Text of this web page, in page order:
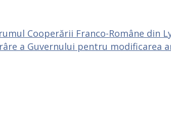
Cooperării Franco-Române din
a Guvernului pentru modificarea